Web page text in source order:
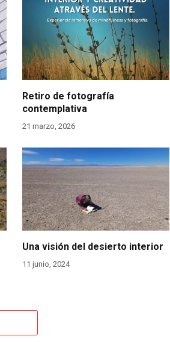
Retiro de fotografía
contemplativa
21 marzo, 2026
Una visión del desierto interior
11 junio, 2024